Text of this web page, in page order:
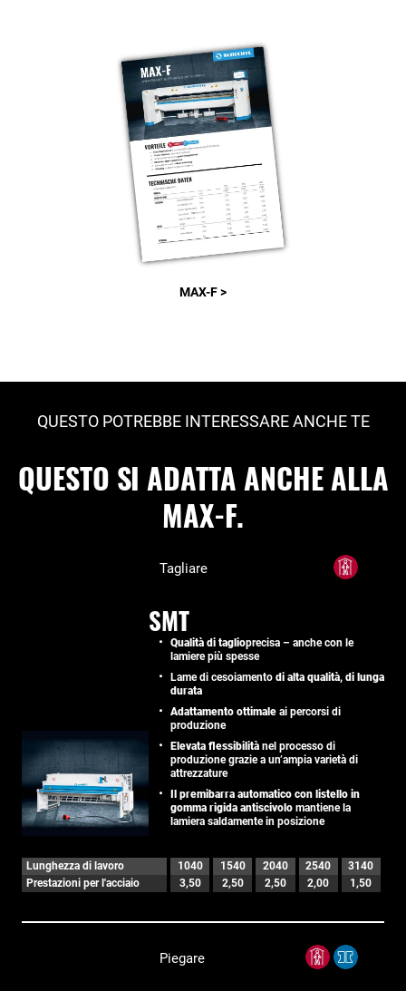
MAX-F >
QUESTO POTREBBE INTERESSARE ANCHE TE
QUESTO SI ADATTA ANCHE ALLA
MAX-F.
Tagliare
SMT
Qualità di taglioprecisa – anche con le
lamiere più spesse
Lame di cesoiamento di alta qualità, di lunga
durata
Adattamento ottimale ai percorsi di
produzione
Elevata flessibilità nel processo di
produzione grazie a un’ampia varietà di
attrezzature
Il premibarra automatico con listello in
gomma rigida antiscivolo mantiene la
lamiera saldamente in posizione
Lunghezza di lavoro 1040 1540 2040 2540
3140
Prestazioni per l'acciaio
3,50 2,50 2,50 2,00 1,50
Piegare